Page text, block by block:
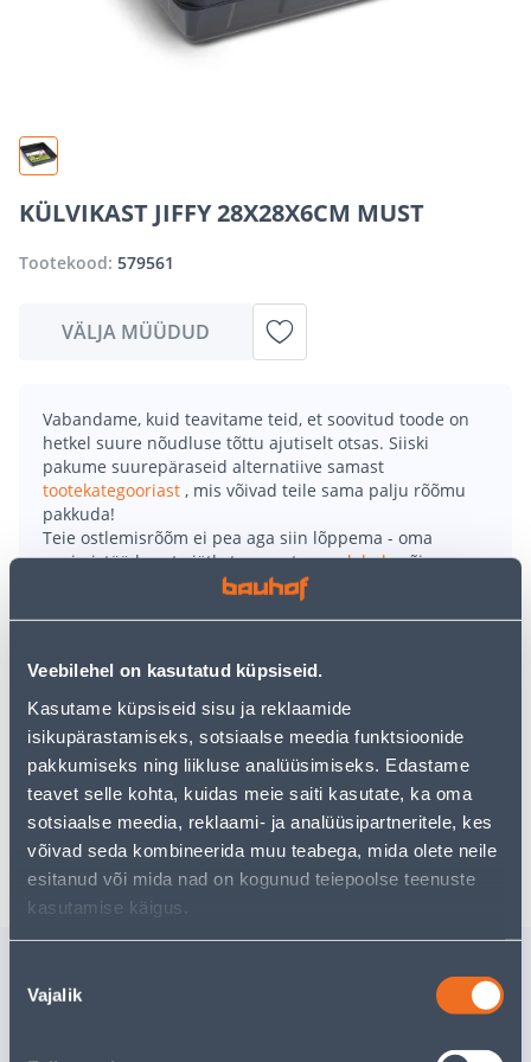
Veebilehel on kasutatud küpsiseid.
Kasutame küpsiseid sisu ja reklaamide
isikupärastamiseks, sotsiaalse meedia funktsioonide
pakkumiseks ning liikluse analüüsimiseks. Edastame
teavet selle kohta, kuidas meie saiti kasutate, ka oma
sotsiaalse meedia, reklaami- ja analüüsipartneritele, kes
võivad seda kombineerida muu teabega, mida olete neile
esitanud või mida nad on kogunud teiepoolse teenuste
kasutamise käigus.
valik
Vajalik
KÜLVIKAST JIFFY 28X28X6CM MUST
Tootekood: 579561
VÄLJA MÜÜDUD
Vabandame, kuid teavitame teid, et soovitud toode on
hetkel suure nõudluse tõttu ajutiselt otsas. Siiski
pakume suurepäraseid alternatiive samast
tootekategooriast , mis võivad teile sama palju rõõmu
pakkuda!
Teie ostlemisrõõm ei pea aga siin lõppema - oma
uurimistööd saate jätkata, naastesavalehelevõi
kasutades meie võimsat otsingufunktsiooni, et leida
veelgi meelepärasemad valikuid. Head ostlemist!
• Universaalne külvikast mõõtmetega 28 x 28 x 6 cm.
• Kasutamiseks koos kaane, turbatablettide või
turbapottidega.
• 14-päevane tagastusõigus.
Tarne pole võimalik